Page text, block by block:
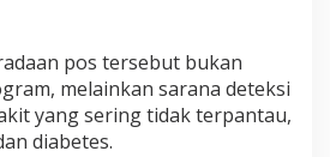
pos tersebut bukan
melainkan sarana deteksi
yang sering tidak terpantau,
diabetes.